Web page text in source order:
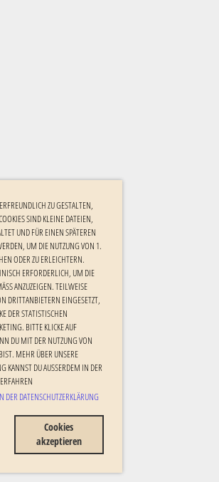
ZU GESTALTEN,
SIND KLEINE DATEIEN,
UND FÜR EINEN SPÄTEREN
UM DIE NUTZUNG VON 1.
ODER ZU ERLEICHTERN.
ERFORDERLICH, UM DIE
ANZUZEIGEN. TEILWEISE W
EINGESETZT, I
DER STATISTISCHEN E
BITTE KLICKE AUF C
DU MIT DER NUTZUNG VON C
MEHR ÜBER UNSERE C
DU AUSSERDEM IN DER DA
DATENSCHUTZERKLÄRUNG
Cookies
akzeptieren